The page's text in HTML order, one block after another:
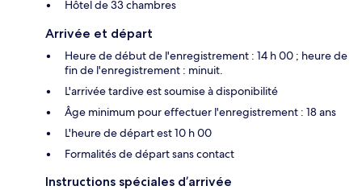
Hôtel de 33 chambres
Arrivée et départ
Heure de début de l'enregistrement : 14 h 00 ; heure de
fin de l'enregistrement : minuit.
L'arrivée tardive est soumise à disponibilité
Âge minimum pour effectuer l'enregistrement : 18 ans
L'heure de départ est 10 h 00
Formalités de départ sans contact
Instructions spéciales d’arrivée